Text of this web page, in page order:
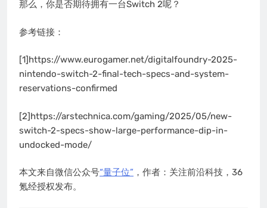
那么，你是否期待拥有一台Switch 2呢？
参考链接：
[1]https://www.eurogamer.net/digitalfoundry-2025-
nintendo-switch-2-final-tech-specs-and-system-
reservations-confirmed
[2]https://arstechnica.com/gaming/2025/05/new-
switch-2-specs-show-large-performance-dip-in-
undocked-mode/
本文来自微信公众号“量子位” ，作者：关注前沿科技，36
氪经授权发布。